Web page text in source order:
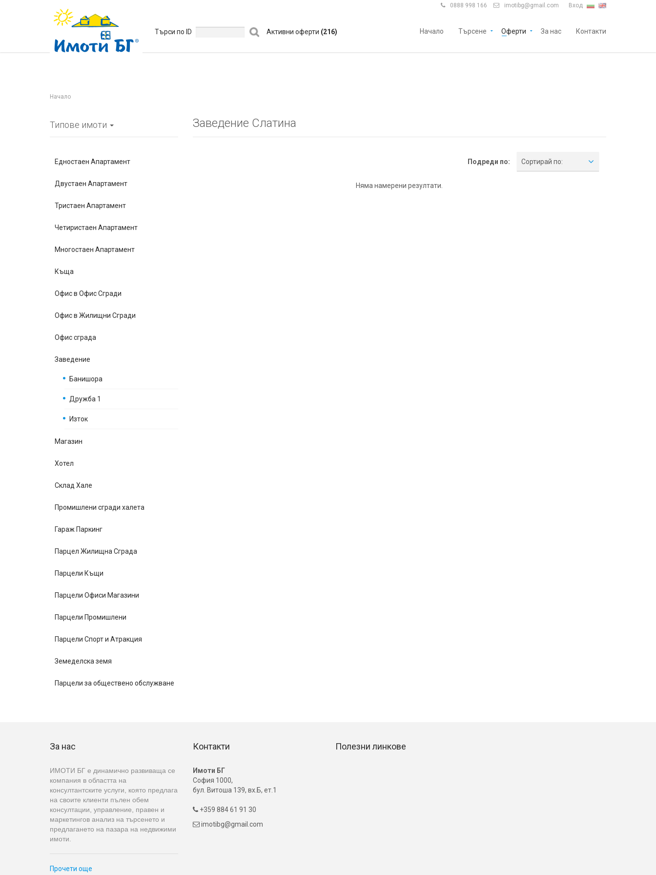
 0888 998 166  imotibg@gmail.com Вход
Търси по ID Активни оферти (216) Начало Търсене Оферти За нас Контакти
Начало
Типове имоти
Едностаен Апартамент
Двустаен Апартамент
Тристаен Апартамент
Четиристаен Апартамент
Многостаен Апартамент
Къщa
Офис в Офис Сгради
Офис в Жилищни Сгради
Офис сграда
Заведение
Банишора
Дружба 1
Изток
Магазин
Хотел
Склад Хале
Промишлени сгради халета
Гараж Паркинг
Парцел Жилищна Сграда
Парцели Къщи
Парцели Офиси Магазини
Парцели Промишлени
Парцели Спорт и Атракция
Земеделска земя
Парцели за обществено обслужване
Заведение Слатина
Подреди по: Сортирай по:
Няма намерени резултати.
За нас
ИМОТИ БГ е динамично развиваща се
компания в областта на
консултантските услуги, която предлага
на своите клиенти пълен обем
консултации, управление, правен и
маркетингов анализ на търсенето и
предлагането на пазара на недвижими
имоти.
Прочети още
Контакти
Имоти БГ
София 1000,
бул. Витоша 139, вх.Б, ет.1
+359 884 61 91 30
 imotibg@gmail.com
Полезни линкове